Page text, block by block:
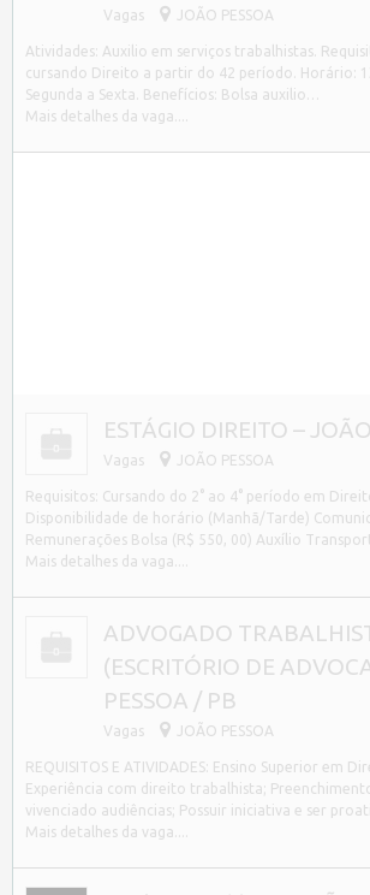
Vagas JOÃO PESSOA
Atividades: Auxilio em serviços trabalhistas.
cursando Direito a partir do 42 período. Horário:
Segunda a Sexta. Benefícios: Bolsa auxilio…
Mais detalhes da vaga....
ESTÁGIO DIREITO –
Vagas JOÃO PESSOA
Requisitos: Cursando do 2° ao 4° período em
Disponibilidade de horário (Manhã/Tarde)
Remunerações Bolsa (R$ 550, 00) Auxílio
Mais detalhes da vaga....
ADVOGADO
(ESCRITÓRIO DE
PESSOA / PB
Vagas JOÃO PESSOA
REQUISITOS E ATIVIDADES: Ensino Superior em
Experiência com direito trabalhista;
vivenciado audiências; Possuir iniciativa e ser
Mais detalhes da vaga....